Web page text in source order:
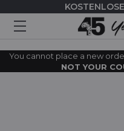
You cannot place a new
NOT YOUR